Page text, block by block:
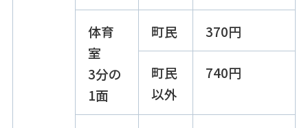
体育
室
3分の
1面
町民 370円
町民
以外
740円